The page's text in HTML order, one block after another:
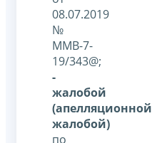
08.07.2019
№
ММВ-7-
19/343@;
-
жалобой
(апелляционной
жалобой)
по